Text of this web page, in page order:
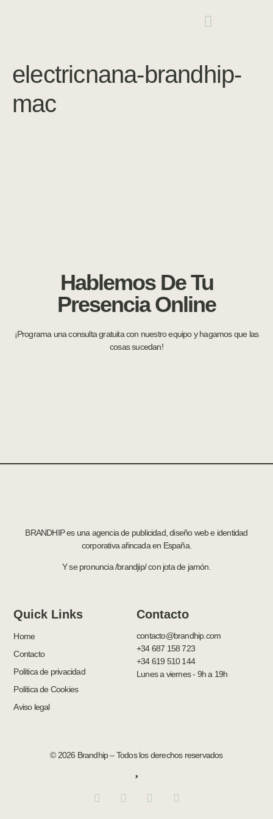
electricnana-brandhip-
mac
Hablemos De Tu
Presencia Online
¡Programa una consulta gratuita con nuestro equipo y hagamos que las
cosas sucedan!
BRANDHIP es una agencia de publicidad, diseño web e identidad
corporativa afincada en España.
Y se pronuncia /brandjip/ con jota de jamón.
Quick Links
Home
Contacto
Política de privacidad
Política de Cookies
Aviso legal
Contacto
contacto@brandhip.com
+34 687 158 723
+34 619 510 144
Lunes a viernes - 9h a 19h
© 2026 Brandhip – Todos los derechos reservados